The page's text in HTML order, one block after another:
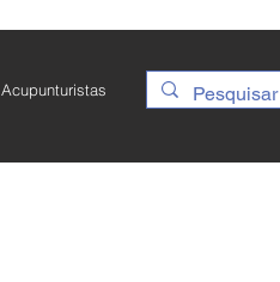
Acupunturistas